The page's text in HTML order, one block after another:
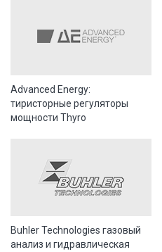
Advanced Energy:
тиристорные регуляторы
мощности Thyro
Buhler Technologies газовый
анализ и гидравлическая